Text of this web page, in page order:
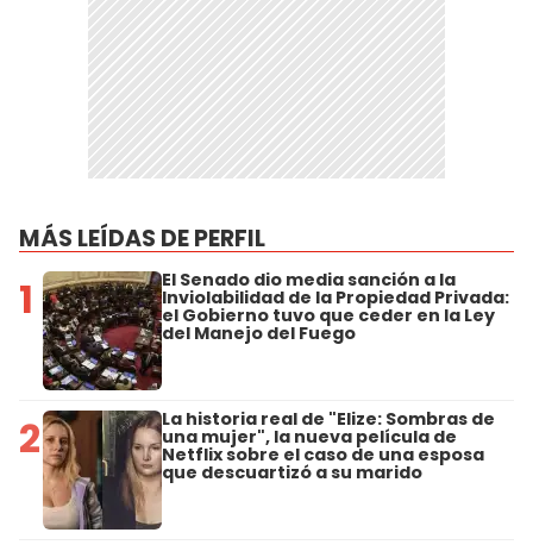
MÁS LEÍDAS DE PERFIL
1 El Senado dio media sanción a la
Inviolabilidad de la Propiedad Privada:
el Gobierno tuvo que ceder en la Ley
del Manejo del Fuego
2 La historia real de "Elize: Sombras de
una mujer", la nueva película de
Netflix sobre el caso de una esposa
que descuartizó a su marido